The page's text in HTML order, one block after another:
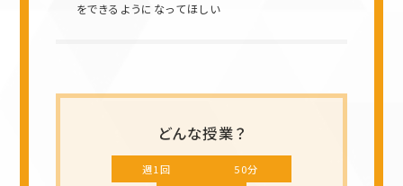
をできるようになってほしい
どんな授業？
週1回
50分